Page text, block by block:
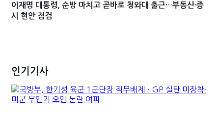
이재명 대통령, 순방 마치고 곧바로 청와대 출근…부동산·증
시 현안 점검
인기기사